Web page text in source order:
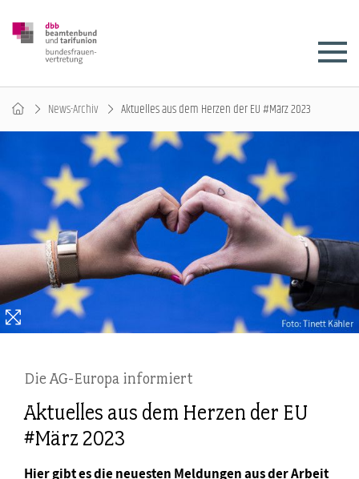
News-Archiv Aktuelles aus dem Herzen der EU #März 2023
Die AG-Europa informiert
Aktuelles aus dem Herzen der EU
#März 2023
Hier gibt es die neuesten Meldungen aus der Arbeit